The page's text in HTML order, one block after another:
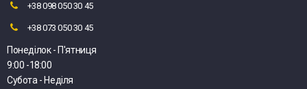
+38 098 050 30 45
+38 073 050 30 45
Понеділок - П'ятниця
9:00 -18:00
Субота - Неділя